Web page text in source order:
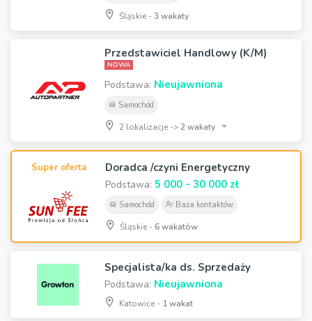
Śląskie -3 wakaty
Przedstawiciel Handlowy (K/M)
NOWA
Podstawa: Nieujawniona
Samochód
2 lokalizacje ->2 wakaty
Super oferta Doradca /czyni Energetyczny
Podstawa: 5 000 - 30 000 zł
Samochód Baza kontaktów
Śląskie - 6 wakatów
Specjalista/ka ds. Sprzedaży
Podstawa: Nieujawniona
Katowice - 1 wakat